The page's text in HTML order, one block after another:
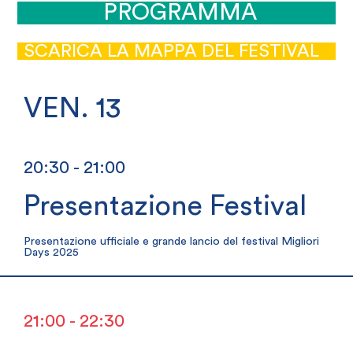
PROGRAMMA
SCARICA LA MAPPA DEL FESTIVAL
VEN. 13
20:30 - 21:00
Presentazione Festival
Presentazione ufficiale e grande lancio del festival Migliori
Days 2025
21:00 - 22:30